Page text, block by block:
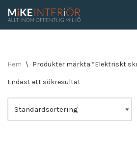
Hem \ Produkter märkta ”Elektriskt
Endast ett sökresultat